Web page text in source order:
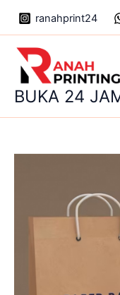
ranahprint24
BUKA 24